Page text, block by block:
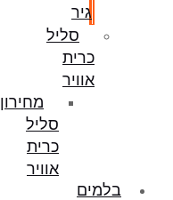
גיר
סליל
כרית
אוויר
מחירון
סליל
כרית
אוויר
בלמים